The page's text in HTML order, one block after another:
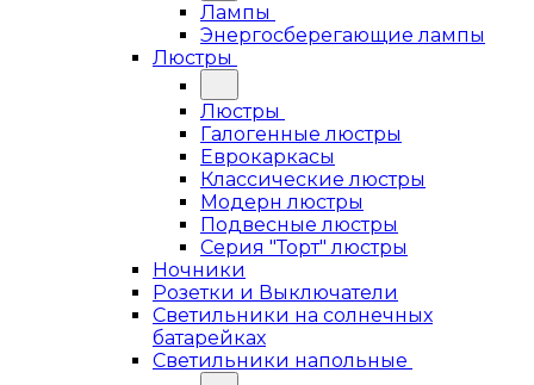
Лампы
Энергосберегающие лампы
Люстры
Люстры
Галогенные люстры
Еврокаркасы
Классические люстры
Модерн люстры
Подвесные люстры
Серия "Торт" люстры
Ночники
Розетки и Выключатели
Светильники на солнечных
батарейках
Светильники напольные